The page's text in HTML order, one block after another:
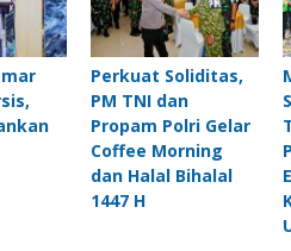
Perkuat Soliditas,
PM TNI dan
Propam Polri Gelar
Coffee Morning
dan Halal Bihalal
1447 H